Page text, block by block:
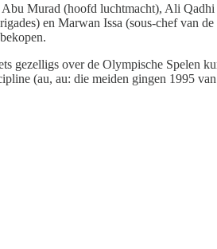
Murad (hoofd luchtmacht), Ali Qadhi
en Marwan Issa (sous-chef van
gezelligs over de Olympische Spelen
(au, au: die meiden gingen 1995